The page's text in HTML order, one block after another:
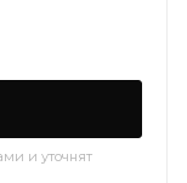
и уточнят